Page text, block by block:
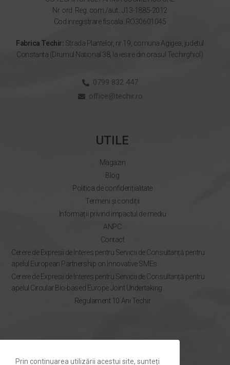
Nr. ord. Reg. com./aut.: J13-1885-2012
Cod inregistrare fiscala: RO30601045
Fabrica Techir: Strada Plantelor, nr 19, comuna Agigea, judetul
Constanta (Drumul National 38, la iesire din orasul Techirghiol)
0799 832 447
office@techir.ro
UTILE
Magazin
Blog
Politica de confidențialitate
Termeni și condiții
Informații privind impactul de mediu
ANPC
Contact
Cerere de Expresii de Interes pentru Servicii de Consultanță pentru
apelul European Partnership on Innovative SMEs
Cerere de Expresii de Interes pentru Servicii de Consultanță pentru
apelul Circular Bio-based Europe Joint Undertaking
Regulament 10 Ani Techir
Prin continuarea utilizării acestui site, sunteți